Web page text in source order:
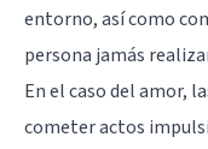
entorno, así como
persona jamás
En el caso del amor,
cometer actos